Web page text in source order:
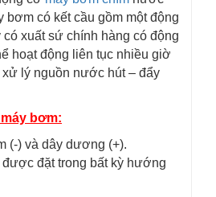
bơm có kết cầu gồm một động
xuất sứ chính hàng có động
hoạt động liên tục nhiều giờ
lý nguồn nước hút – đẩy
bơm:
(-) và dây dương (+).
được đặt trong bất kỳ hướng